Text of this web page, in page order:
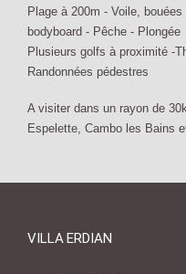
Plage à 200m - Voile,
bodyboard - Pêche - Plongée
Plusieurs golfs à proximité -
Randonnées pédestres
A visiter dans un rayon de
Espelette, Cambo les Bains
VILLA ERDIAN